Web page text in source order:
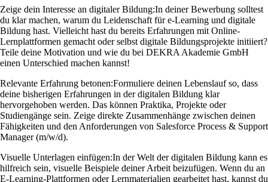
Zeige dein Interesse an digitaler Bildung:In deiner Bewerbung solltest
du klar machen, warum du Leidenschaft für e-Learning und digitale
Bildung hast. Vielleicht hast du bereits Erfahrungen mit Online-
Lernplattformen gemacht oder selbst digitale Bildungsprojekte initiiert?
Teile deine Motivation und wie du bei DEKRA Akademie GmbH
einen Unterschied machen kannst!
Relevante Erfahrung betonen:Formuliere deinen Lebenslauf so, dass
deine bisherigen Erfahrungen in der digitalen Bildung klar
hervorgehoben werden. Das können Praktika, Projekte oder
Studiengänge sein. Zeige direkte Zusammenhänge zwischen deinen
Fähigkeiten und den Anforderungen von Salesforce Process & Support
Manager (m/w/d).
Visuelle Unterlagen einfügen:In der Welt der digitalen Bildung kann es
hilfreich sein, visuelle Beispiele deiner Arbeit beizufügen. Wenn du an
E-Learning-Plattformen oder Lernmaterialien gearbeitet hast, kannst du